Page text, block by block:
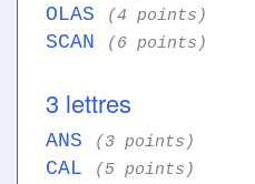
OLAS (4 points)
SCAN (6 points)
3 lettres
ANS (3 points)
CAL (5 points)